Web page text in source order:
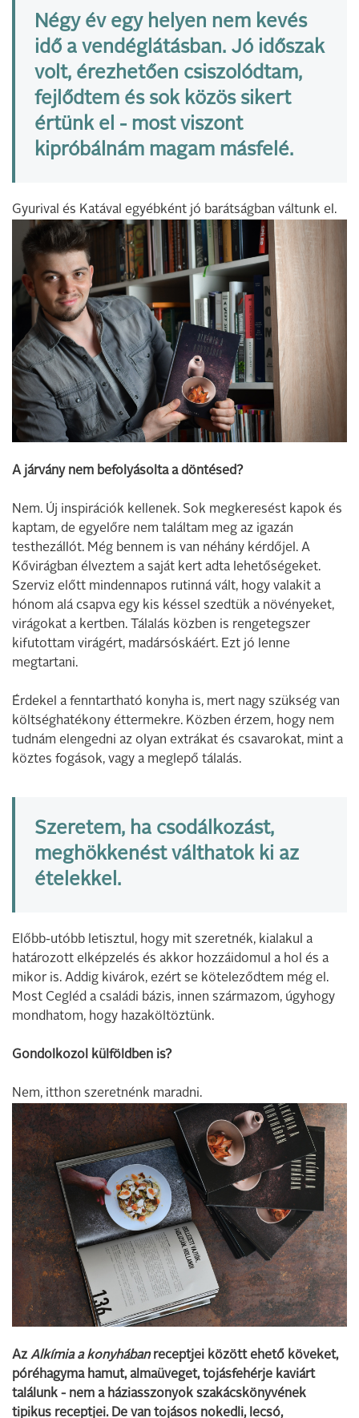
Négy év egy helyen nem kevés
idő a vendéglátásban. Jó időszak
volt, érezhetően csiszolódtam,
fejlődtem és sok közös sikert
értünk el - most viszont
kipróbálnám magam másfelé.
Gyurival és Katával egyébként jó barátságban váltunk el.
A járvány nem befolyásolta a döntésed?
Nem. Új inspirációk kellenek. Sok megkeresést kapok és
kaptam, de egyelőre nem találtam meg az igazán
testhezállót. Még bennem is van néhány kérdőjel. A
Kővirágban élveztem a saját kert adta lehetőségeket.
Szerviz előtt mindennapos rutinná vált, hogy valakit a
hónom alá csapva egy kis késsel szedtük a növényeket,
virágokat a kertben. Tálalás közben is rengetegszer
kifutottam virágért, madársóskáért. Ezt jó lenne
megtartani.
Érdekel a fenntartható konyha is, mert nagy szükség van
költséghatékony éttermekre. Közben érzem, hogy nem
tudnám elengedni az olyan extrákat és csavarokat, mint a
köztes fogások, vagy a meglepő tálalás.
Szeretem, ha csodálkozást,
meghökkenést válthatok ki az
ételekkel.
Előbb-utóbb letisztul, hogy mit szeretnék, kialakul a
határozott elképzelés és akkor hozzáidomul a hol és a
mikor is. Addig kivárok, ezért se köteleződtem még el.
Most Cegléd a családi bázis, innen származom, úgyhogy
mondhatom, hogy hazaköltöztünk.
Gondolkozol külföldben is?
Nem, itthon szeretnénk maradni.
Az Alkímia a konyhábanreceptjei között ehető köveket,
póréhagyma hamut, almaüveget, tojásfehérje kaviárt
találunk - nem a háziasszonyok szakácskönyvének
tipikus receptjei. De van tojásos nokedli, lecsó,